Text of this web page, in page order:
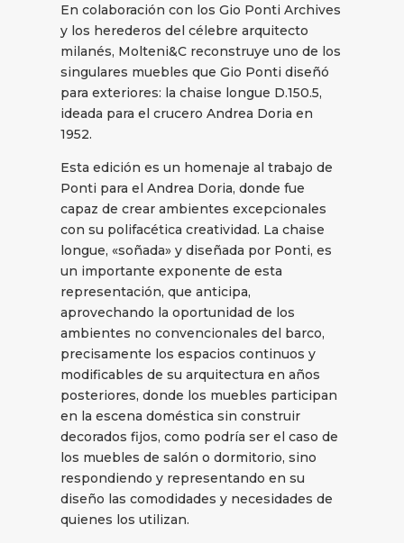
En colaboración con los Gio Ponti Archives
y los herederos del célebre arquitecto
milanés, Molteni&C reconstruye uno de los
singulares muebles que Gio Ponti diseñó
para exteriores: la chaise longue D.150.5,
ideada para el crucero Andrea Doria en
1952.
Esta edición es un homenaje al trabajo de
Ponti para el Andrea Doria, donde fue
capaz de crear ambientes excepcionales
con su polifacética creatividad. La chaise
longue, «soñada» y diseñada por Ponti, es
un importante exponente de esta
representación, que anticipa,
aprovechando la oportunidad de los
ambientes no convencionales del barco,
precisamente los espacios continuos y
modificables de su arquitectura en años
posteriores, donde los muebles participan
en la escena doméstica sin construir
decorados fijos, como podría ser el caso de
los muebles de salón o dormitorio, sino
respondiendo y representando en su
diseño las comodidades y necesidades de
quienes los utilizan.